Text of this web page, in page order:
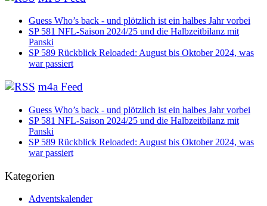
Guess Who’s back - und plötzlich ist ein halbes Jahr vorbei
SP 581 NFL-Saison 2024/25 und die Halbzeitbilanz mit
Panski
SP 589 Rückblick Reloaded: August bis Oktober 2024, was
war passiert
m4a Feed
Guess Who’s back - und plötzlich ist ein halbes Jahr vorbei
SP 581 NFL-Saison 2024/25 und die Halbzeitbilanz mit
Panski
SP 589 Rückblick Reloaded: August bis Oktober 2024, was
war passiert
Kategorien
Adventskalender